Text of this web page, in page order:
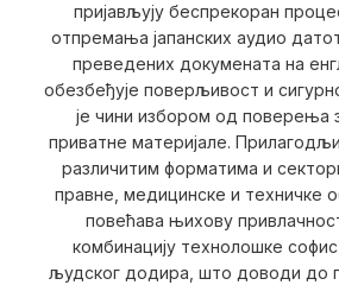
пријављују беспрекоран
отпремања јапанских аудио
преведених докумената на
обезбеђује поверљивост и
је чини избором од поверења
приватне материјале.
различитим форматима и
правне, медицинске и техничке
повећава њихову
комбинацију технолошке
људског додира, што доводи до